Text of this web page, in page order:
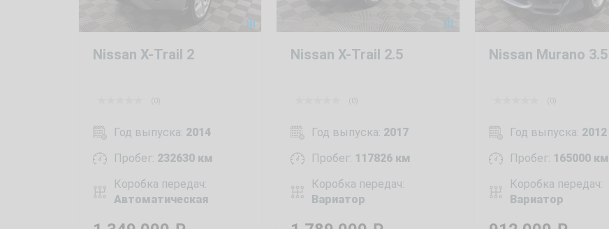
Nissan X-Trail 2
Год выпуска: 2014
Пробег: 232630 км
Коробка передач:
Автоматическая
Nissan X-Trail 2.5
Год выпуска: 2017
Пробег: 117826 км
Коробка передач:
Вариатор
Nissan Murano 3.5
Год выпуска: 2012
Пробег: 165000 км
Коробка передач:
Вариатор